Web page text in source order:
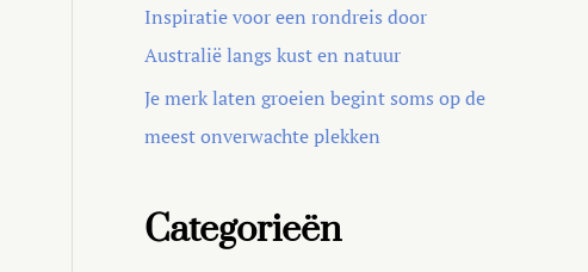
Inspiratie voor een rondreis door
Australië langs kust en natuur
Je merk laten groeien begint soms op de
meest onverwachte plekken
Categorieën